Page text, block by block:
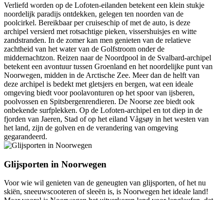
Verliefd worden op de Lofoten-eilanden betekent een klein stukje
noordelijk paradijs ontdekken, gelegen ten noorden van de
poolcirkel. Bereikbaar per cruiseschip of met de auto, is deze
archipel versierd met rotsachtige pieken, vissershuisjes en witte
zandstranden. In de zomer kan men genieten van de relatieve
zachtheid van het water van de Golfstroom onder de
middernachtzon. Reizen naar de Noordpool in de Svalbard-archipel
betekent een avontuur tussen Groenland en het noordelijke punt van
Noorwegen, midden in de Arctische Zee. Meer dan de helft van
deze archipel is bedekt met gletsjers en bergen, wat een ideale
omgeving biedt voor poolavonturen op het spoor van ijsberen,
poolvossen en Spitsbergenrendieren. De Noorse zee biedt ook
onbekende surfplekken. Op de Lofoten-archipel en tot diep in de
fjorden van Jaeren, Stad of op het eiland Vågsøy in het westen van
het land, zijn de golven en de verandering van omgeving
gegarandeerd.
Glijsporten in Noorwegen
Voor wie wil genieten van de geneugten van glijsporten, of het nu
skiën, sneeuwscooteren of sleeën is, is Noorwegen het ideale land!